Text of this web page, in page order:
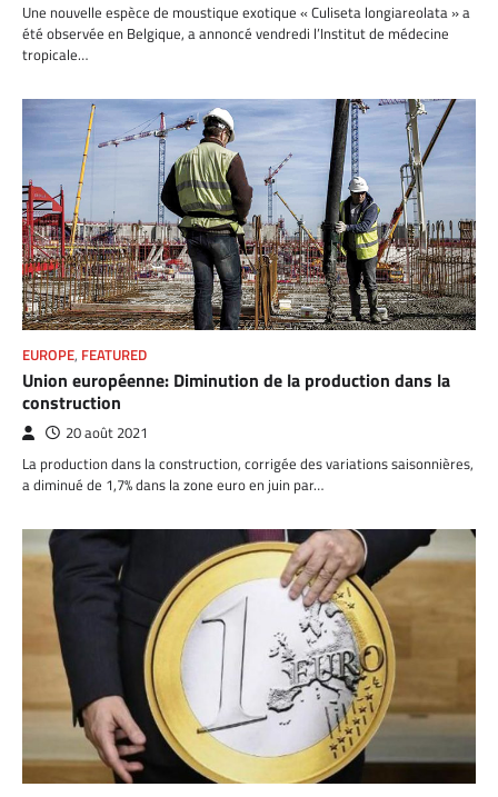
Une nouvelle espèce de moustique exotique « Culiseta longiareolata » a
été observée en Belgique, a annoncé vendredi l’Institut de médecine
tropicale…
EUROPE, FEATURED
Union européenne: Diminution de la production dans la
construction
20 août 2021
La production dans la construction, corrigée des variations saisonnières,
a diminué de 1,7% dans la zone euro en juin par…